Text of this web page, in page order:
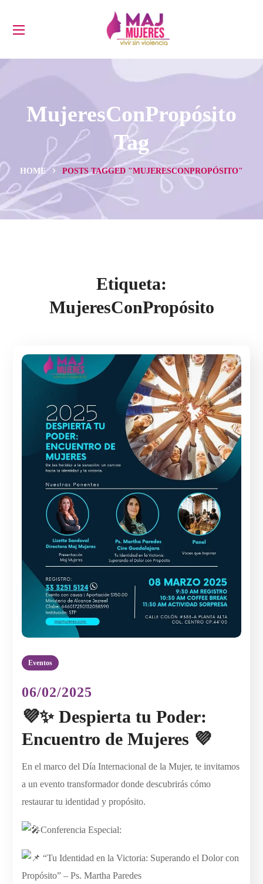
MujeresConPropósito
Tag
HOME POSTS TAGGED "MUJERESCONPROPÓSITO"
Etiqueta:
MujeresConPropósito
Eventos
06/02/2025
💜✨ Despierta tu Poder:
Encuentro de Mujeres 💜
En el marco del Día Internacional de la Mujer, te invitamos
a un evento transformador donde descubrirás cómo
restaurar tu identidad y propósito.
Conferencia Especial:
“Tu Identidad en la Victoria: Superando el Dolor con
Propósito” – Ps. Martha Paredes